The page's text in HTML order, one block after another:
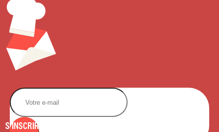
S'INSCRIRE